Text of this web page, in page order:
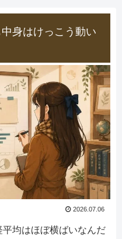
身はけっこう動い
2026.07.06
均はほぼ横ばいなんだ